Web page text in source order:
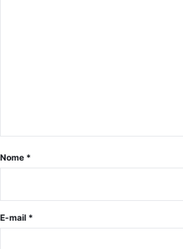
Nome *
E-mail *